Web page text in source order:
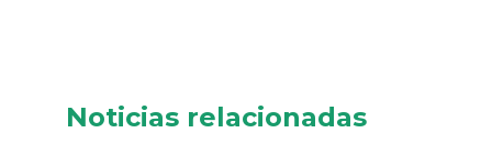
Noticias relacionadas